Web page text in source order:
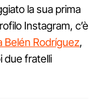
la sua prima
Instagram, c’è
Belén Rodríguez,
due fratelli